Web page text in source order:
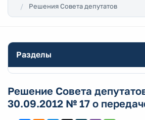
Решения Совета депутатов
Разделы
Решение Совета
30.09.2012 № 17 о